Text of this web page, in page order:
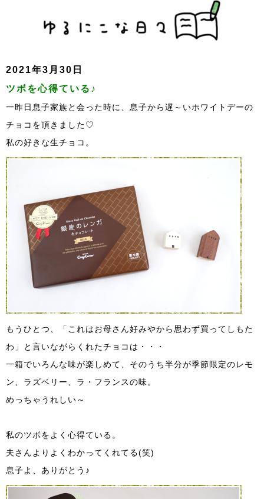
2021年3月30日
ツボを心得ている♪
一昨日息子家族と会った時に、息子から遅～いホワイトデーの
チョコを頂きました♡
私の好きな生チョコ。
もうひとつ、「これはお母さん好みやから思わず買ってしもた
わ」と言いながらくれたチョコは・・・
一箱でいろんな味が楽しめて、そのうち半分が季節限定のレモ
ン、ラズベリー、ラ・フランスの味。
めっちゃうれしい～
私のツボをよく心得ている。
夫さんよりよくわかってくれてる(笑)
息子よ、ありがとう♪